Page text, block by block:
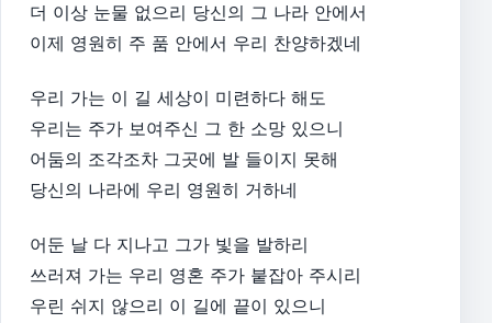
더 이상 눈물 없으리 당신의 그 나라 안에서
이제 영원히 주 품 안에서 우리 찬양하겠네
우리 가는 이 길 세상이 미련하다 해도
우리는 주가 보여주신 그 한 소망 있으니
어둠의 조각조차 그곳에 발 들이지 못해
당신의 나라에 우리 영원히 거하네
어둔 날 다 지나고 그가 빛을 발하리
쓰러져 가는 우리 영혼 주가 붙잡아 주시리
우린 쉬지 않으리 이 길에 끝이 있으니